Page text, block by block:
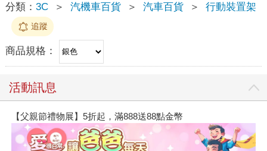
分類： 3C ＞ 汽機車百貨 ＞ 汽車百貨 ＞ 行動裝置架
追蹤
商品規格：
活動訊息
【父親節禮物展】5折起，滿888送88點金幣